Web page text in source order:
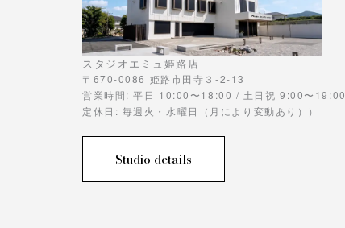
スタジオエミュ姫路店
〒670-0086 姫路市田寺３-2-13
営業時間: 平日 10:00〜18:00 / 土日祝 9:00〜19:00
定休日: 毎週火・水曜日（月により変動あり））
Studio details